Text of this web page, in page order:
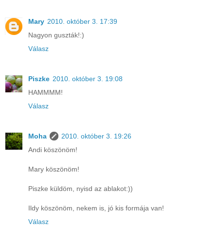
Mary 2010. október 3. 17:39
Nagyon guszták!:)
Válasz
Piszke 2010. október 3. 19:08
HAMMMM!
Válasz
Moha
2010. október 3. 19:26
Andi köszönöm!
Mary köszönöm!
Piszke küldöm, nyisd az ablakot:))
Ildy köszönöm, nekem is, jó kis formája van!
Válasz